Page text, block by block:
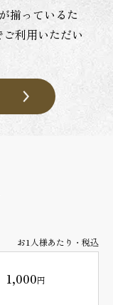
揃っているた
利用いただい
お1人様あたり・税込
1,000円